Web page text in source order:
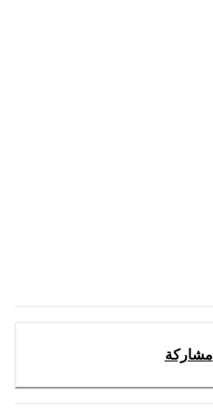
مشاركة